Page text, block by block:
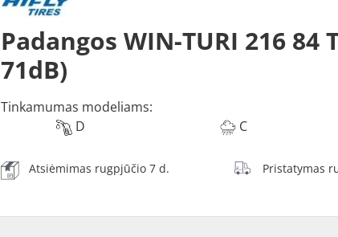
Padangos WIN-TURI 216 84
71dB)
Tinkamumas modeliams:
D
C
Atsiėmimas rugpjūčio 7 d. Pristatymas